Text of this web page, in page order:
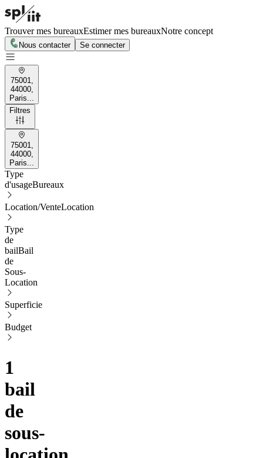
Trouver mes bureauxEstimer mes bureauxNotre concept
Nous contacter Se connecter
75001,
44000,
Paris...
Filtres
75001,
44000,
Paris...
Type
d'usageBureaux
Location/VenteLocation
Type
de
bailBail
de
Sous-
Location
Superficie
Budget
1
bail
de
sous-